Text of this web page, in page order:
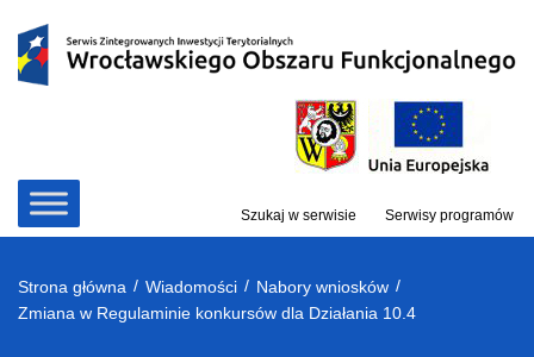
treści
Szukaj w serwisie Serwisy programów
Strona główna / Wiadomości / Nabory wniosków /
Zmiana w Regulaminie konkursów dla Działania 10.4